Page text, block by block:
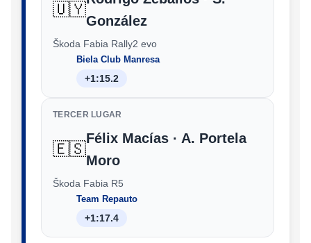
🇺🇾
González
Škoda Fabia Rally2 evo
Biela Club Manresa
+1:15.2
TERCER LUGAR
🇪🇸
Félix Macías · A. Portela
Moro
Škoda Fabia R5
Team Repauto
+1:17.4